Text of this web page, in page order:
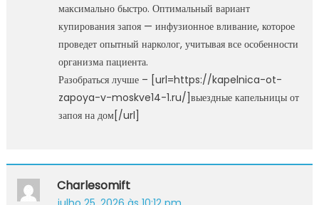
максимально быстро. Оптимальный вариант
купирования запоя — инфузионное вливание, которое
проведет опытный нарколог, учитывая все особенности
организма пациента.
Разобраться лучше – [url=https://kapelnica-ot-
zapoya-v-moskve14-1.ru/]выездные капельницы от
запоя на дом[/url]
Charlesomift